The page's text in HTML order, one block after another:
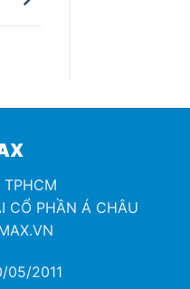
CỔ PHẦN Á CHÂU
05/2011